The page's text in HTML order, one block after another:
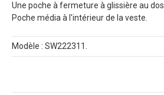
Une poche à fermeture à glissière au dos.
Poche média à l'intérieur de la veste.
Modèle : SW222311.